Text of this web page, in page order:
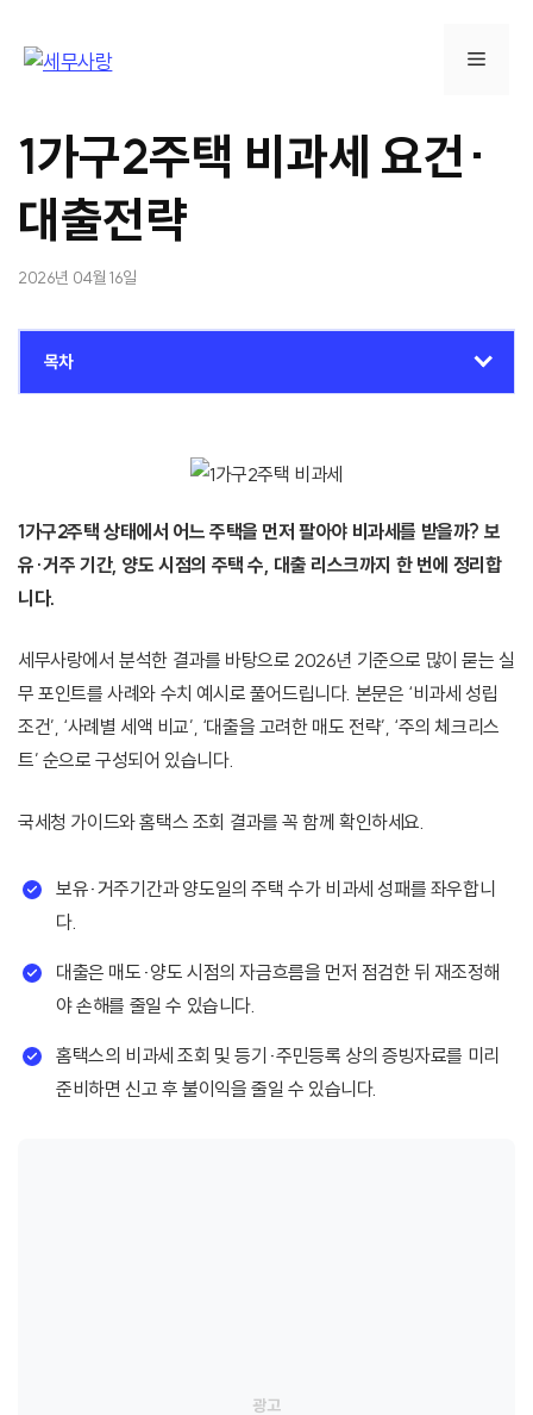
메
1가구2주택 비과세 요건·
대출전략
2026년 04월 16일
목차
1가구2주택 상태에서 어느 주택을 먼저 팔아야 비과세를 받을까? 보
유·거주 기간, 양도 시점의 주택 수, 대출 리스크까지 한 번에 정리합
니다.
세무사랑에서 분석한 결과를 바탕으로 2026년 기준으로 많이 묻는 실
무 포인트를 사례와 수치 예시로 풀어드립니다. 본문은 ‘비과세 성립
조건’, ‘사례별 세액 비교’, ‘대출을 고려한 매도 전략’, ‘주의 체크리스
트’ 순으로 구성되어 있습니다.
국세청 가이드와 홈택스 조회 결과를 꼭 함께 확인하세요.
보유·거주기간과 양도일의 주택 수가 비과세 성패를 좌우합니
다.
대출은 매도·양도 시점의 자금흐름을 먼저 점검한 뒤 재조정해
야 손해를 줄일 수 있습니다.
홈택스의 비과세 조회 및 등기·주민등록 상의 증빙자료를 미리
준비하면 신고 후 불이익을 줄일 수 있습니다.